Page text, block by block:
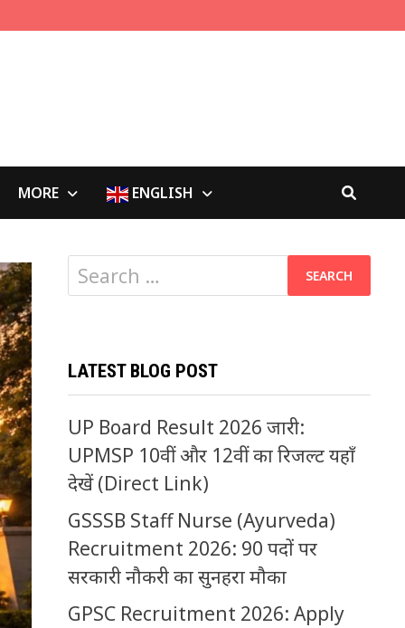
MORE ENGLISH
Search
for:
LATEST BLOG POST
UP Board Result 2026 जारी:
UPMSP 10वीं और 12वीं का रिजल्ट यहाँ
देखें (Direct Link)
GSSSB Staff Nurse (Ayurveda)
Recruitment 2026: 90 पदों पर
सरकारी नौकरी का सुनहरा मौका
GPSC Recruitment 2026: Apply